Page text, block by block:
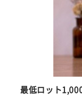
最低ロット